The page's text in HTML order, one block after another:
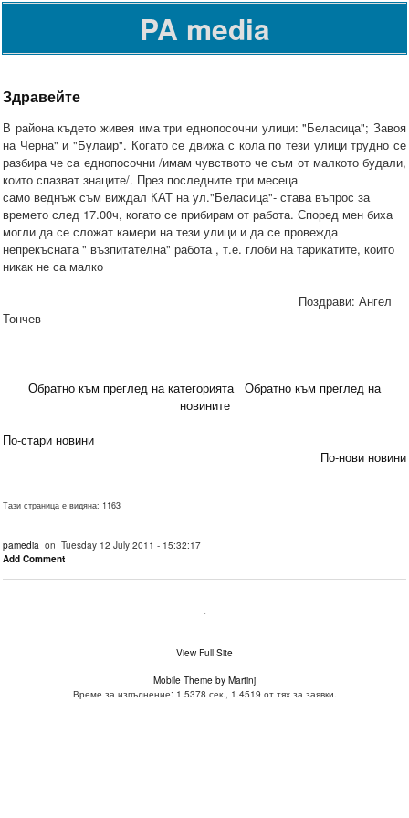
PA media
Здравейте
В района където живея има три еднопосочни улици: "Беласица"; Завоя
на Черна" и "Булаир". Когато се движа с кола по тези улици трудно се
разбира че са еднопосочни /имам чувството че съм от малкото будали,
които спазват знаците/. През последните три месеца
само веднъж съм виждал КАТ на ул."Беласица"- става въпрос за
времето след 17.00ч, когато се прибирам от работа. Според мен биха
могли да се сложат камери на тези улици и да се провежда
непрекъсната " възпитателна" работа , т.е. глоби на тарикатите, които
никак не са малко
Поздрави: Ангел
Тончев
Обратно към преглед на категорията
Обратно към преглед на
новините
По-стари новини
По-нови новини
Тази страница е видяна: 1163
pamedia on Tuesday 12 July 2011 - 15:32:17
Add Comment
.
View Full Site
Mobile Theme by Martinj
Време за изпълнение: 1.5378 сек., 1.4519 от тях за заявки.